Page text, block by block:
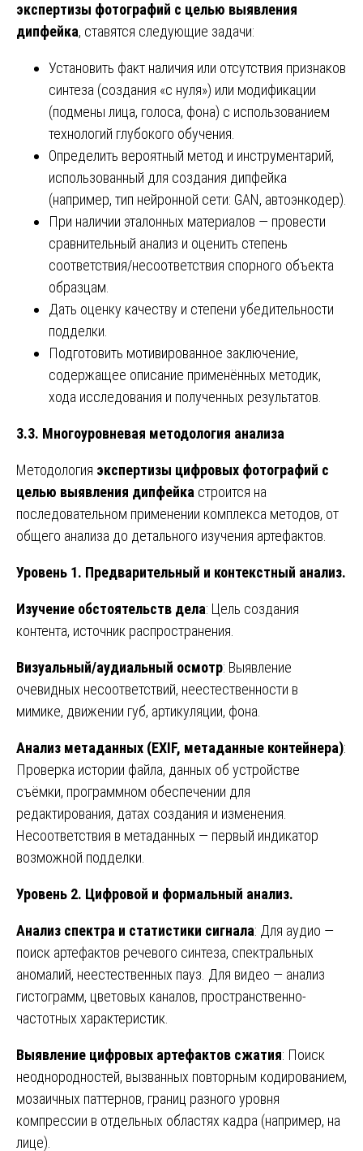
экспертизы фотографий с целью выявления
дипфейка, ставятся следующие задачи:
Установить факт наличия или отсутствия признаков
синтеза (создания «с нуля») или модификации
(подмены лица, голоса, фона) с использованием
технологий глубокого обучения.
Определить вероятный метод и инструментарий,
использованный для создания дипфейка
(например, тип нейронной сети: GAN, автоэнкодер).
При наличии эталонных материалов — провести
сравнительный анализ и оценить степень
соответствия/несоответствия спорного объекта
образцам.
Дать оценку качеству и степени убедительности
подделки.
Подготовить мотивированное заключение,
содержащее описание применённых методик,
хода исследования и полученных результатов.
3.3. Многоуровневая методология анализа
Методология экспертизы цифровых фотографий с
целью выявления дипфейка строится на
последовательном применении комплекса методов, от
общего анализа до детального изучения артефактов.
Уровень 1. Предварительный и контекстный анализ.
Изучение обстоятельств дела: Цель создания
контента, источник распространения.
Визуальный/аудиальный осмотр: Выявление
очевидных несоответствий, неестественности в
мимике, движении губ, артикуляции, фона.
Анализ метаданных (EXIF, метаданные контейнера):
Проверка истории файла, данных об устройстве
съёмки, программном обеспечении для
редактирования, датах создания и изменения.
Несоответствия в метаданных — первый индикатор
возможной подделки.
Уровень 2. Цифровой и формальный анализ.
Анализ спектра и статистики сигнала: Для аудио —
поиск артефактов речевого синтеза, спектральных
аномалий, неестественных пауз. Для видео — анализ
гистограмм, цветовых каналов, пространственно-
частотных характеристик.
Выявление цифровых артефактов сжатия: Поиск
неоднородностей, вызванных повторным кодированием,
мозаичных паттернов, границ разного уровня
компрессии в отдельных областях кадра (например, на
лице).